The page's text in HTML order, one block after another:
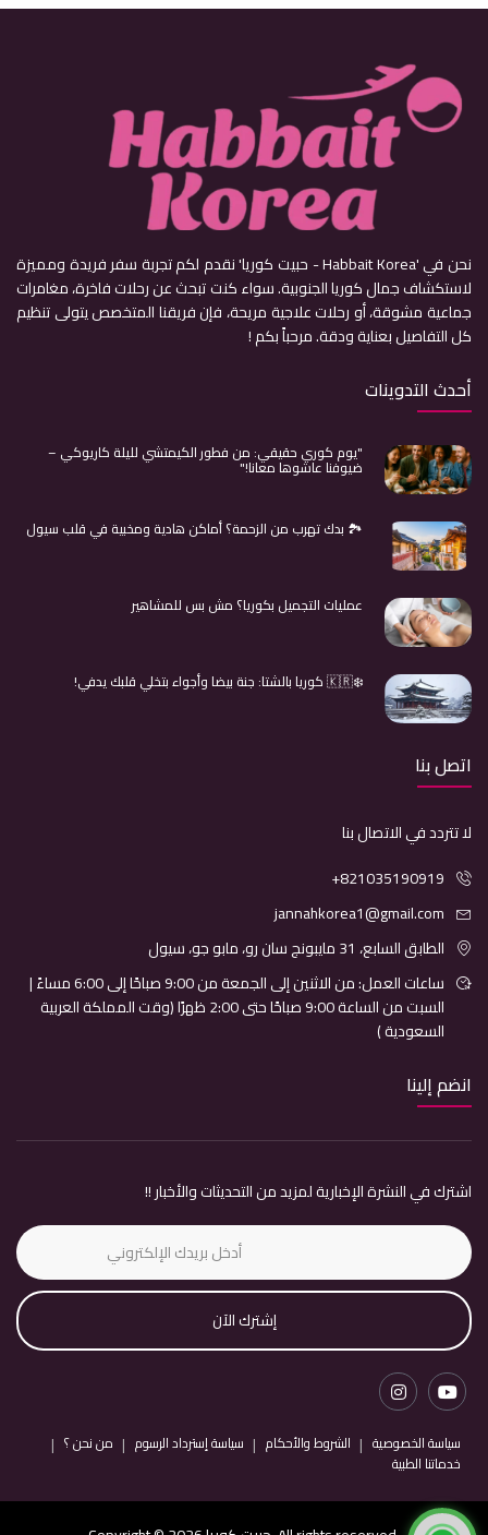
نحن في 'Habbait Korea - حبيت كوريا' نقدم لكم تجربة سفر فريدة ومميزة
لاستكشاف جمال كوريا الجنوبية. سواء كنت تبحث عن رحلات فاخرة، مغامرات
جماعية مشوقة، أو رحلات علاجية مريحة، فإن فريقنا المتخصص يتولى تنظيم
كل التفاصيل بعناية ودقة. مرحباً بكم !
أحدث التدوينات
"يوم كوري حقيقي: من فطور الكيمتشي لليلة كاريوكي –
ضيوفنا عاشوها معانا!"
🏞️ بدك تهرب من الزحمة؟ أماكن هادية ومخبية في قلب سيول
عمليات التجميل بكوريا؟ مش بس للمشاهير
❄️🇰🇷 كوريا بالشتا: جنة بيضا وأجواء بتخلي قلبك يدفي!
اتصل بنا
لا تتردد في الاتصال بنا
+821035190919
jannahkorea1@gmail.com
الطابق السابع، 31 مايبونج سان رو، مابو جو، سيول
ساعات العمل: من الاثنين إلى الجمعة من 9:00 صباحًا إلى 6:00 مساءً |
السبت من الساعة 9:00 صباحًا حتى 2:00 ظهرًا (وقت المملكة العربية
السعودية )
انضم إلينا
اشترك في النشرة الإخبارية لمزيد من التحديثات والأخبار !!
إشترك الآن
سياسة الخصوصية الشروط والأحكام سياسة إسترداد الرسوم
من نحن ؟
خدماتنا الطبية